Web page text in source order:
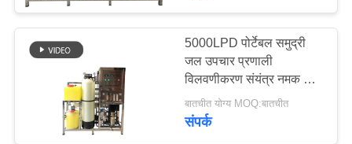
आयरन रिमूवल वाटर
सिस्टम
29
5000LPD पोर्टेबल समुद्री
जल उपचार प्रणाली
विलवणीकरण संयंत्र नमक जल
उपचार पीने के लिए
बातचीत योग्य MOQ:बातचीत
संपर्क